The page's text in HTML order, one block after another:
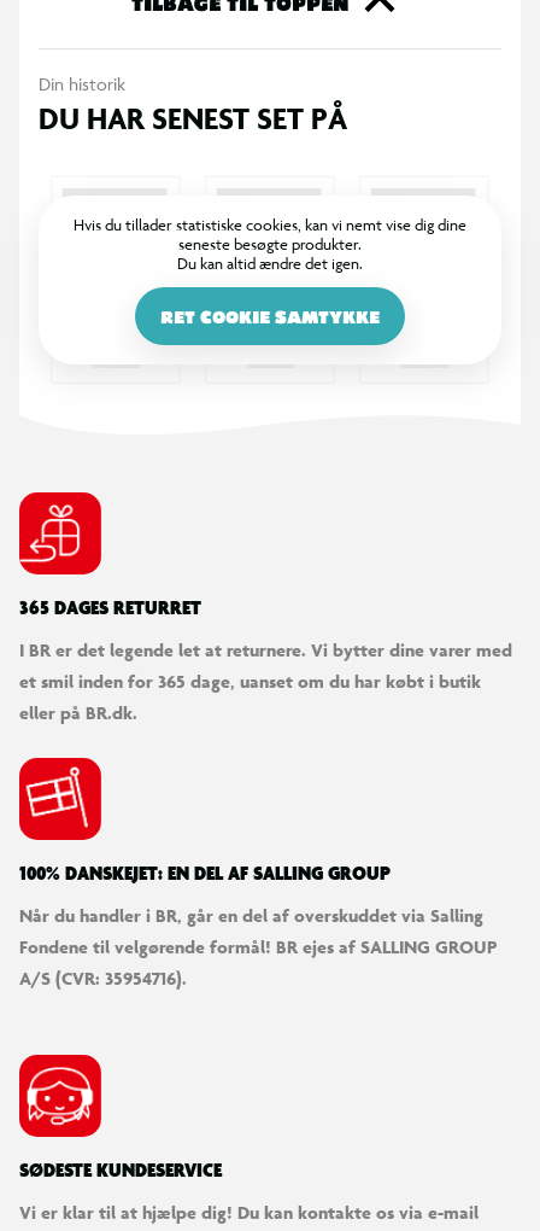
Din historik
DU HAR SENEST SET PÅ
Hvis du tillader statistiske cookies, kan vi nemt vise dig dine
seneste besøgte produkter.
Du kan altid ændre det igen.
RET COOKIE SAMTYKKE
365 DAGES RETURRET
I BR er det legende let at returnere. Vi bytter dine varer med
et smil inden for 365 dage, uanset om du har købt i butik
eller på BR.dk.
100% DANSKEJET: EN DEL AF SALLING GROUP
Når du handler i BR, går en del af overskuddet via Salling
Fondene til velgørende formål! BR ejes af SALLING GROUP
A/S (CVR: 35954716).
SØDESTE KUNDESERVICE
Vi er klar til at hjælpe dig! Du kan kontakte os via e-mail